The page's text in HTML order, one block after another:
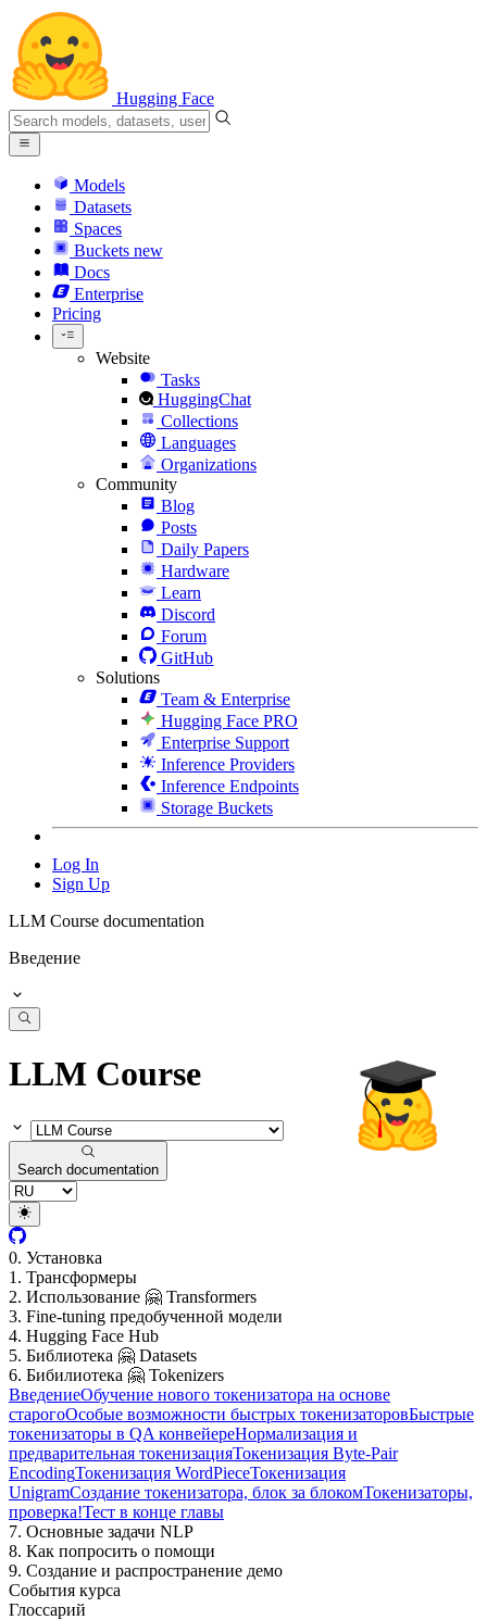
Hugging Face
Models
Datasets
Spaces
Buckets new
Docs
Enterprise
Pricing
Website
Tasks
HuggingChat
Collections
Languages
Organizations
Community
Blog
Posts
Daily Papers
Hardware
Learn
Discord
Forum
GitHub
Solutions
Team & Enterprise
Hugging Face PRO
Enterprise Support
Inference Providers
Inference Endpoints
Storage Buckets
Log In
Sign Up
LLM Course documentation
Введение
LLM Course
Search documentation
0. Установка
1. Трансформеры
2. Использование 🤗 Transformers
3. Fine-tuning предобученной модели
4. Hugging Face Hub
5. Библиотека 🤗 Datasets
6. Бибилиотека 🤗 Tokenizers
ВведениеОбучение нового токенизатора на основе
старогоОсобые возможности быстрых токенизаторовБыстрые
токенизаторы в QA конвейереНормализация и
предварительная токенизацияТокенизация Byte-Pair
EncodingТокенизация WordPieceТокенизация
UnigramСоздание токенизатора, блок за блокомТокенизаторы,
проверка!Тест в конце главы
7. Основные задачи NLP
8. Как попросить о помощи
9. Создание и распространение демо
События курса
Глоссарий